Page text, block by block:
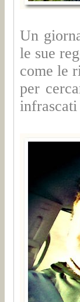
Un
le sue
come le
per
infrascati